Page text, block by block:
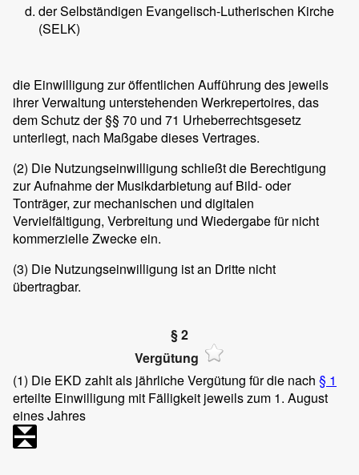
der Selbständigen Evangelisch-Lutherischen Kirche
(SELK)
die Einwilligung zur öffentlichen Aufführung des jeweils
ihrer Verwaltung unterstehenden Werkrepertoires, das
dem Schutz der §§ 70 und 71 Urheberrechtsgesetz
unterliegt, nach Maßgabe dieses Vertrages.
(2) Die Nutzungseinwilligung schließt die Berechtigung
zur Aufnahme der Musikdarbietung auf Bild- oder
Tonträger, zur mechanischen und digitalen
Vervielfältigung, Verbreitung und Wiedergabe für nicht
kommerzielle Zwecke ein.
(3) Die Nutzungseinwilligung ist an Dritte nicht
übertragbar.
§ 2
Vergütung
(1) Die EKD zahlt als jährliche Vergütung für die nach § 1
erteilte Einwilligung mit Fälligkeit jeweils zum 1. August
eines Jahres